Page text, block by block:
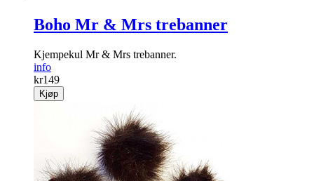
Boho Mr & Mrs trebanner
Kjempekul Mr & Mrs trebanner.
info
kr149
Kjøp